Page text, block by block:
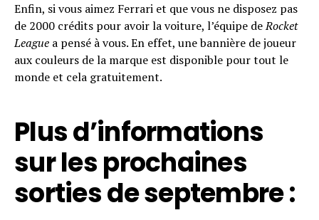
Enfin, si vous aimez Ferrari et que vous ne disposez pas
de 2000 crédits pour avoir la voiture, l’équipe deRocket
League a pensé à vous. En effet, une bannière de joueur
aux couleurs de la marque est disponible pour tout le
monde et cela gratuitement.
Plus d’informations
sur les prochaines
sorties de septembre :